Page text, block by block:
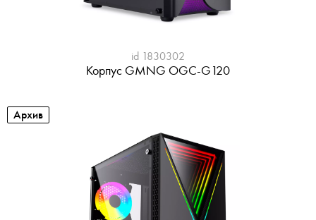
id 1830302
Корпус GMNG OGC-G120
Архив